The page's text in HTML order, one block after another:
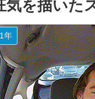
気を描いた
年